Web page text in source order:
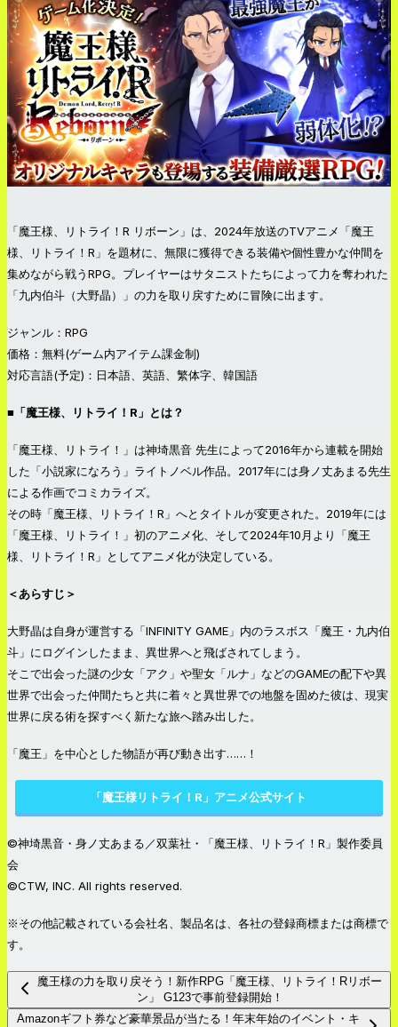
「魔王様、リトライ！R リボーン」は、2024年放送のTVアニメ「魔王
様、リトライ！R」を題材に、無限に獲得できる装備や個性豊かな仲間を
集めながら戦うRPG。プレイヤーはサタニストたちによって力を奪われた
「九内伯斗（大野晶）」の力を取り戻すために冒険に出ます。
ジャンル：RPG
価格：無料(ゲーム内アイテム課金制)
対応言語(予定)：日本語、英語、繁体字、韓国語
■「魔王様、リトライ！R」とは？
「魔王様、リトライ！」は神埼黒音 先生によって2016年から連載を開始
した「小説家になろう」ライトノベル作品。2017年には身ノ丈あまる先生
による作画でコミカライズ。
その時「魔王様、リトライ！R」へとタイトルが変更された。2019年には
「魔王様、リトライ！」初のアニメ化、そして2024年10月より「魔王
様、リトライ！R」としてアニメ化が決定している。
＜あらすじ＞
大野晶は自身が運営する「INFINITY GAME」内のラスボス「魔王・九内伯
斗」にログインしたまま、異世界へと飛ばされてしまう。
そこで出会った謎の少女「アク」や聖女「ルナ」などのGAMEの配下や異
世界で出会った仲間たちと共に着々と異世界での地盤を固めた彼は、現実
世界に戻る術を探すべく新たな旅へ踏み出した。
「魔王」を中心とした物語が再び動き出す……！
「魔王様リトライ！R」アニメ公式サイト
©︎神埼黒音・身ノ丈あまる／双葉社・「魔王様、リトライ！R」製作委員
会
©CTW, INC. All rights reserved.
※その他記載されている会社名、製品名は、各社の登録商標または商標で
す。
魔王様の力を取り戻そう！新作RPG「魔王様、リトライ！Rリボー
ン」 G123で事前登録開始！
Amazonギフト券など豪華景品が当たる！年末年始のイベント・キ